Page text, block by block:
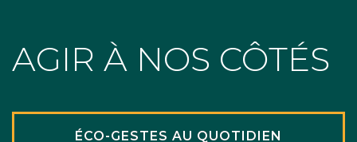
AGIR À NOS CÔTÉS
ÉCO-GESTES AU QUOTIDIEN